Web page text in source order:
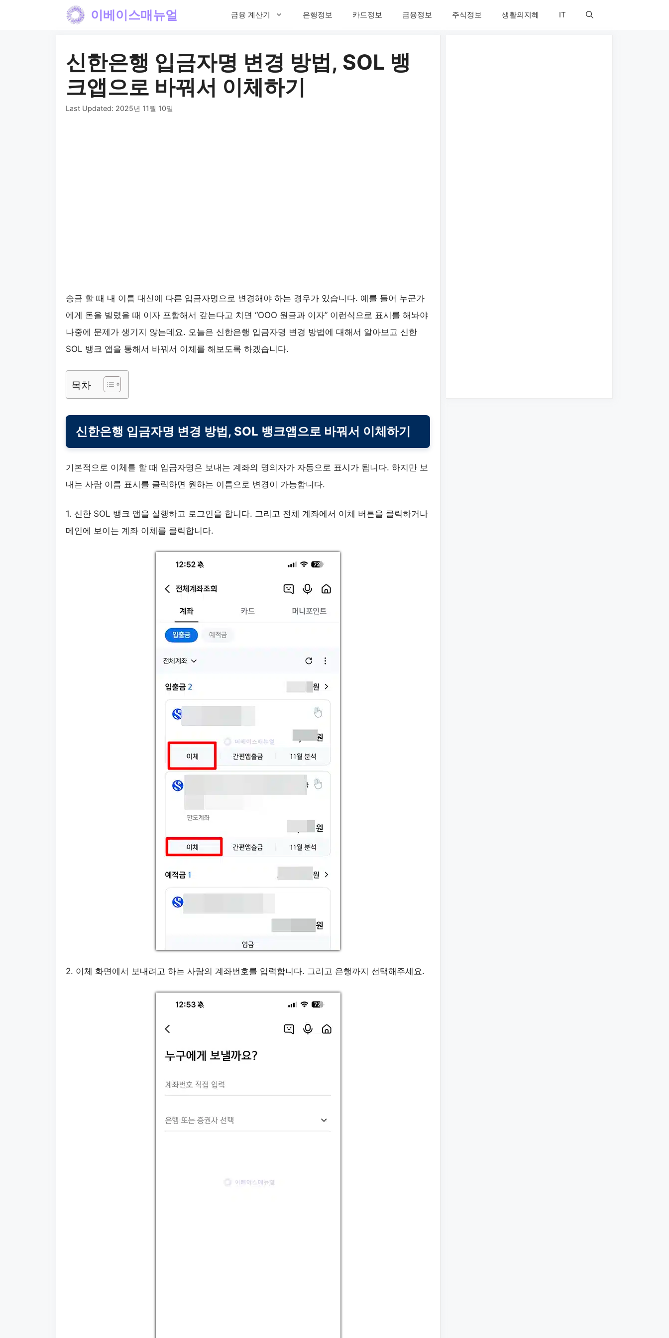
이베이스매뉴얼 금융 계산기 은행정보 카드정보 금융정보 주식정보 생활의지혜 IT
신한은행 입금자명 변경 방법, SOL 뱅
크앱으로 바꿔서 이체하기
Last Updated: 2025년 11월 10일
송금 할 때 내 이름 대신에 다른 입금자명으로 변경해야 하는 경우가 있습니다. 예를 들어 누군가
에게 돈을 빌렸을 때 이자 포함해서 갚는다고 치면 “OOO 원금과 이자” 이런식으로 표시를 해놔야
나중에 문제가 생기지 않는데요. 오늘은 신한은행 입금자명 변경 방법에 대해서 알아보고 신한
SOL 뱅크 앱을 통해서 바꿔서 이체를 해보도록 하겠습니다.
목차
신한은행 입금자명 변경 방법, SOL 뱅크앱으로 바꿔서 이체하기
기본적으로 이체를 할 때 입금자명은 보내는 계좌의 명의자가 자동으로 표시가 됩니다. 하지만 보
내는 사람 이름 표시를 클릭하면 원하는 이름으로 변경이 가능합니다.
1. 신한 SOL 뱅크 앱을 실행하고 로그인을 합니다. 그리고 전체 계좌에서 이체 버튼을 클릭하거나
메인에 보이는 계좌 이체를 클릭합니다.
2. 이체 화면에서 보내려고 하는 사람의 계좌번호를 입력합니다. 그리고 은행까지 선택해주세요.